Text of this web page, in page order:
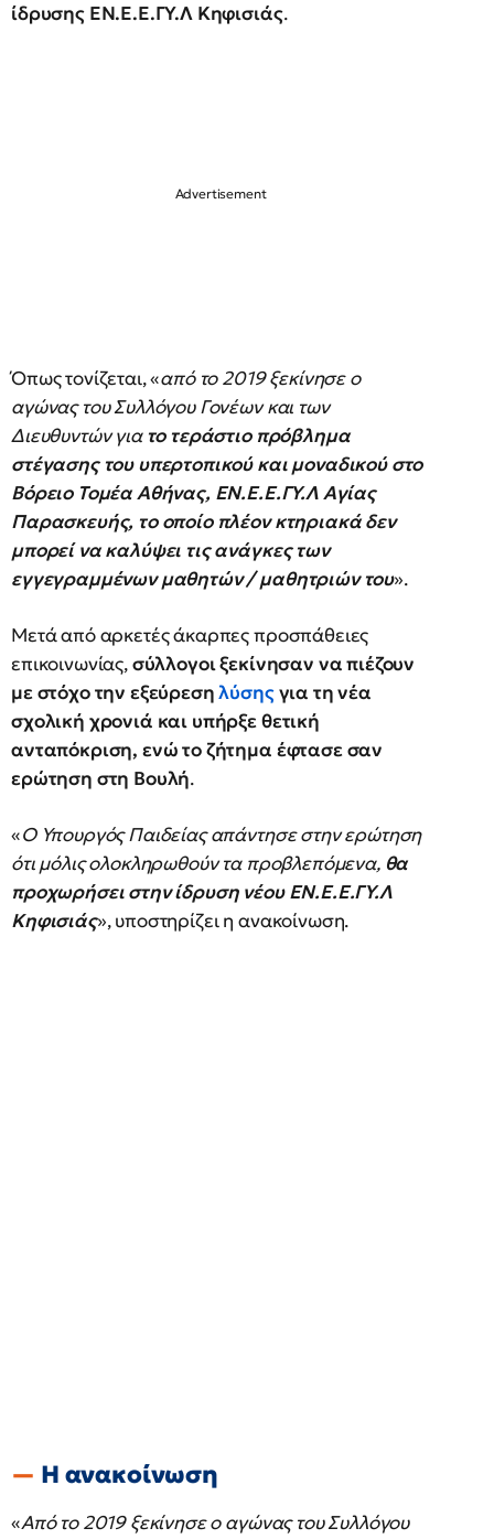
ίδρυσης ΕΝ.Ε.Ε.ΓΥ.Λ Κηφισιάς.
Όπως τονίζεται, «από το 2019 ξεκίνησε ο
αγώνας του Συλλόγου Γονέων και των
Διευθυντών για το τεράστιο πρόβλημα
στέγασης του υπερτοπικού και μοναδικού στο
Βόρειο Τομέα Αθήνας, ΕΝ.Ε.Ε.ΓΥ.Λ Αγίας
Παρασκευής, το οποίο πλέον κτηριακά δεν
μπορεί να καλύψει τις ανάγκες των
εγγεγραμμένων μαθητών / μαθητριών του».
Μετά από αρκετές άκαρπες προσπάθειες
επικοινωνίας,σύλλογοι ξεκίνησαν να πιέζουν
με στόχο την εξεύρεσηλύσηςγια τη νέα
σχολική χρονιά και υπήρξε θετική
ανταπόκριση, ενώ το ζήτημα έφτασε σαν
ερώτηση στη Βουλή.
«Ο Υπουργός Παιδείας απάντησε στην ερώτηση
ότι μόλις ολοκληρωθούν τα προβλεπόμενα, θα
προχωρήσει στην ίδρυση νέου ΕΝ.Ε.Ε.ΓΥ.Λ
Κηφισιάς», υποστηρίζει η ανακοίνωση.
Η ανακοίνωση
«Από το 2019 ξεκίνησε ο αγώνας του Συλλόγου